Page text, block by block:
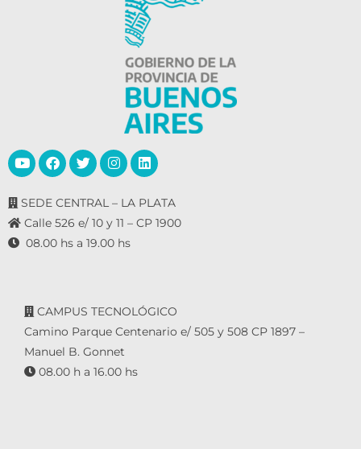
SEDE CENTRAL – LA PLATA
Calle 526 e/ 10 y 11 – CP 1900
08.00 hs a 19.00 hs
CAMPUS TECNOLÓGICO
Camino Parque Centenario e/ 505 y 508 CP 1897 –
Manuel B. Gonnet
08.00 h a 16.00 hs